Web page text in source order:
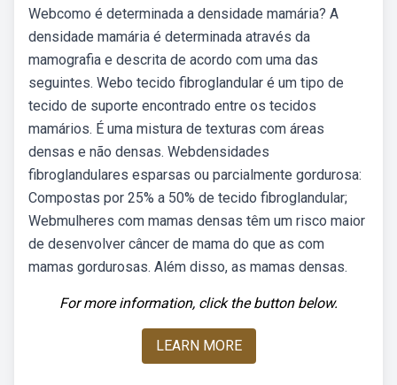
Webcomo é determinada a densidade mamária? A
densidade mamária é determinada através da
mamografia e descrita de acordo com uma das
seguintes. Webo tecido fibroglandular é um tipo de
tecido de suporte encontrado entre os tecidos
mamários. É uma mistura de texturas com áreas
densas e não densas. Webdensidades
fibroglandulares esparsas ou parcialmente gordurosa:
Compostas por 25% a 50% de tecido fibroglandular;
Webmulheres com mamas densas têm um risco maior
de desenvolver câncer de mama do que as com
mamas gordurosas. Além disso, as mamas densas.
For more information, click the button below.
LEARN MORE